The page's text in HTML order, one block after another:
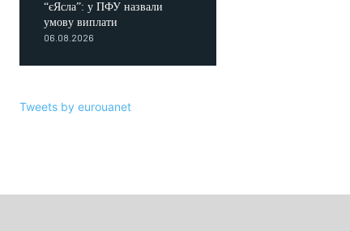
“єЯсла”: у ПФУ назвали
умову виплати
06.08.2026
Tweets by eurouanet